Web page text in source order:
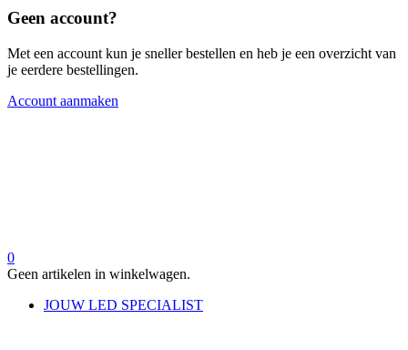
Geen account?
Met een account kun je sneller bestellen en heb je een overzicht van
je eerdere bestellingen.
Account aanmaken
0
Geen artikelen in winkelwagen.
JOUW LED SPECIALIST